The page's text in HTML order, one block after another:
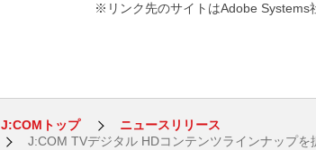
※リンク先のサイトはAdobe Systems
J:COMトップ
ニュースリリース
J:COM TVデジタル HDコンテンツラインナップ